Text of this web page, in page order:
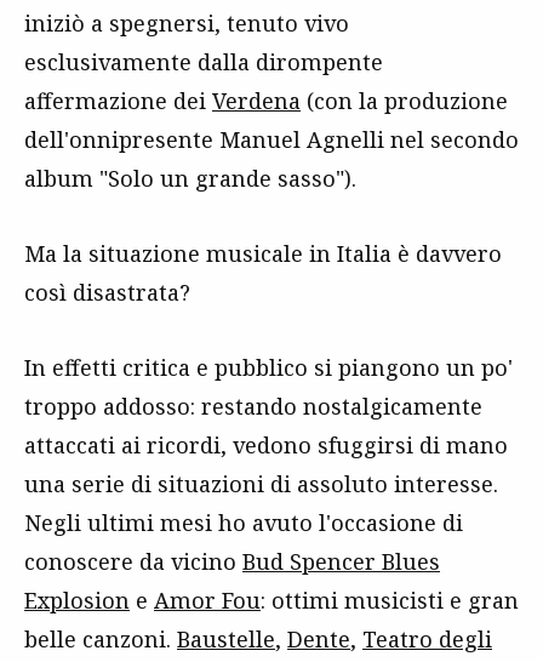
iniziò a spegnersi, tenuto vivo
esclusivamente dalla dirompente
affermazione dei Verdena (con la produzione
dell'onnipresente Manuel Agnelli nel secondo
album "Solo un grande sasso").
Ma la situazione musicale in Italia è davvero
così disastrata?
In effetti critica e pubblico si piangono un po'
troppo addosso: restando nostalgicamente
attaccati ai ricordi, vedono sfuggirsi di mano
una serie di situazioni di assoluto interesse.
Negli ultimi mesi ho avuto l'occasione di
conoscere da vicino Bud Spencer Blues
Explosion e Amor Fou: ottimi musicisti e gran
belle canzoni. Baustelle, Dente, Teatro degli